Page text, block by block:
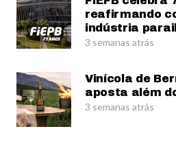
reafirmando
indústria
3 semanas atrás
Vinícola de
aposta além
3 semanas atrás